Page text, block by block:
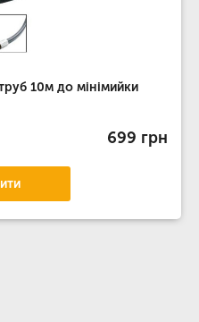
10м до мінімийки
699 грн